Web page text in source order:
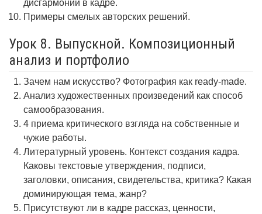
дисгармонии в кадре.
Примеры смелых авторских решений.
Урок 8. Выпускной. Композиционный
анализ и портфолио
Зачем нам искусство? Фотография как ready-made.
Анализ художественных произведений как способ
самообразования.
4 приема критического взгляда на собственные и
чужие работы.
Литературный уровень. Контекст создания кадра.
Каковы текстовые утверждения, подписи,
заголовки, описания, свидетельства, критика? Какая
доминирующая тема, жанр?
Присутствуют ли в кадре рассказ, ценности,